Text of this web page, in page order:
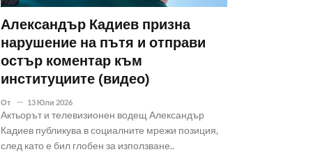
Александър Кадиев призна
нарушение на пътя и отправи
остър коментар към
институциите (видео)
От 13 Юли 2026
Актьорът и телевизионен водещ Александър
Кадиев публикува в социалните мрежи позиция,
след като е бил глобен за използване..